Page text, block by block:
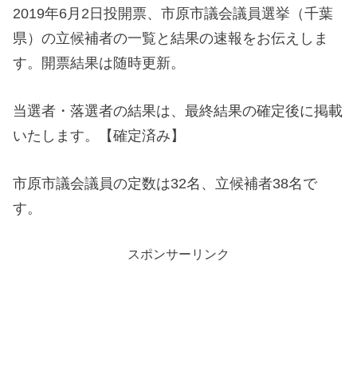
2019年6月2日投開票、市原市議会議員選挙（千葉
県）の立候補者の一覧と結果の速報をお伝えしま
す。開票結果は随時更新。
当選者・落選者の結果は、最終結果の確定後に掲載
いたします。【確定済み】
市原市議会議員の定数は32名、立候補者38名で
す。
スポンサーリンク